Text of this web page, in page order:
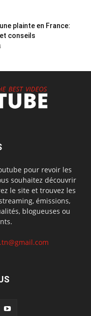
plainte en France:
conseils
pour revoir les
souhaitez découvrir
le site et trouvez les
émissions,
blogueuses ou